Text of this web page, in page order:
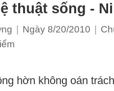
thuật sống -
Ngày 8/20/2010
hờn không oán trách